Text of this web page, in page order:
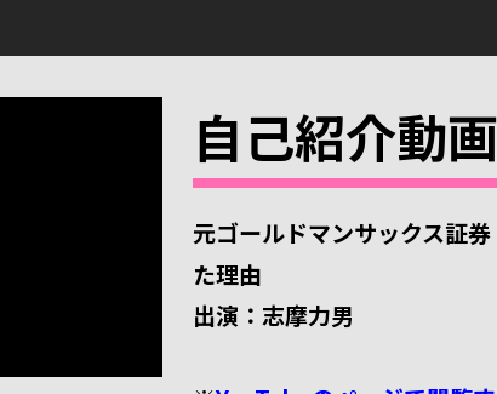
自己紹介動画
元ゴールドマンサックス証
た理由
出演：志摩力男